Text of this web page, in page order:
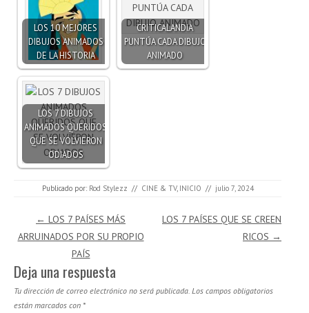
LOS 10 MEJORES
DIBUJOS ANIMADOS
DE LA HISTORIA
CRITICALANDIA
PUNTÚA CADA DIBUJO
ANIMADO
LOS 7 DIBUJOS
ANIMADOS QUERIDOS
QUE SE VOLVIERON
ODIADOS
Publicado por: Rod Stylezz // CINE & TV, INICIO // julio 7, 2024
Navegación de entradas
← LOS 7 PAÍSES MÁS
ARRUINADOS POR SU PROPIO
PAÍS
LOS 7 PAÍSES QUE SE CREEN
RICOS →
Deja una respuesta
Tu dirección de correo electrónico no será publicada. Los campos obligatorios
están marcados con *